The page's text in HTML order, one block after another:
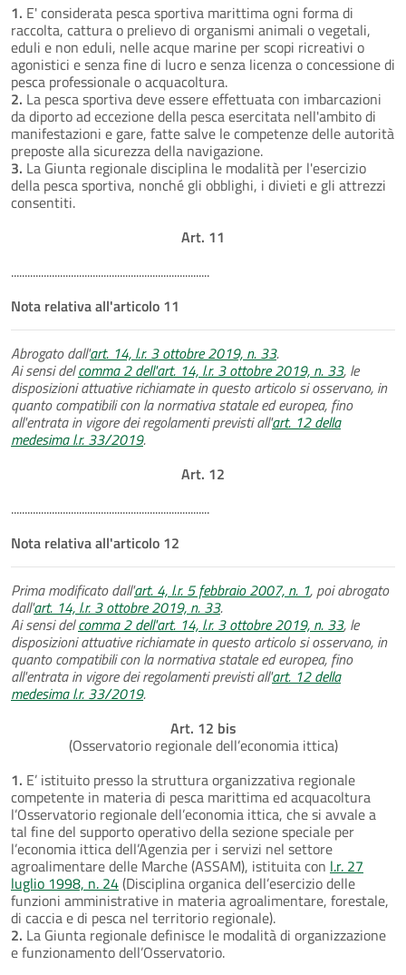
1. E' considerata pesca sportiva marittima ogni forma di
raccolta, cattura o prelievo di organismi animali o vegetali,
eduli e non eduli, nelle acque marine per scopi ricreativi o
agonistici e senza fine di lucro e senza licenza o concessione di
pesca professionale o acquacoltura.
2. La pesca sportiva deve essere effettuata con imbarcazioni
da diporto ad eccezione della pesca esercitata nell'ambito di
manifestazioni e gare, fatte salve le competenze delle autorità
preposte alla sicurezza della navigazione.
3. La Giunta regionale disciplina le modalità per l'esercizio
della pesca sportiva, nonché gli obblighi, i divieti e gli attrezzi
consentiti.
Art. 11
.........................................................................
Nota relativa all'articolo 11
Abrogato dall'art. 14, l.r. 3 ottobre 2019, n. 33.
Ai sensi delcomma 2 dell'art. 14, l.r. 3 ottobre 2019, n. 33, le
disposizioni attuative richiamate in questo articolo si osservano, in
quanto compatibili con la normativa statale ed europea, fino
all'entrata in vigore dei regolamenti previsti all'art. 12 della
medesima l.r. 33/2019.
Art. 12
.........................................................................
Nota relativa all'articolo 12
Prima modificato dall'art. 4, l.r. 5 febbraio 2007, n. 1, poi abrogato
dall'art. 14, l.r. 3 ottobre 2019, n. 33.
Ai sensi delcomma 2 dell'art. 14, l.r. 3 ottobre 2019, n. 33, le
disposizioni attuative richiamate in questo articolo si osservano, in
quanto compatibili con la normativa statale ed europea, fino
all'entrata in vigore dei regolamenti previsti all'art. 12 della
medesima l.r. 33/2019.
Art. 12 bis
(Osservatorio regionale dell’economia ittica)
1. E’ istituito presso la struttura organizzativa regionale
competente in materia di pesca marittima ed acquacoltura
l’Osservatorio regionale dell’economia ittica, che si avvale a
tal fine del supporto operativo della sezione speciale per
l’economia ittica dell’Agenzia per i servizi nel settore
agroalimentare delle Marche (ASSAM), istituita con l.r. 27
luglio 1998, n. 24(Disciplina organica dell’esercizio delle
funzioni amministrative in materia agroalimentare, forestale,
di caccia e di pesca nel territorio regionale).
2. La Giunta regionale definisce le modalità di organizzazione
e funzionamento dell’Osservatorio.